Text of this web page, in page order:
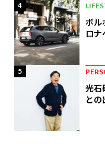
4
ボル
ロナ
5
光石
と